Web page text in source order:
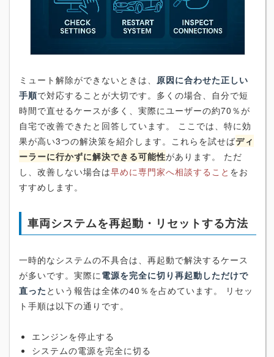
ミュート解除ができないときは、 原因に合わせた正しい
手順で対応することが大切です。多くの場合、自分で短
時間で直せるケースが多く、実際にユーザーの約70％が
自宅で改善できたと回答しています。 ここでは、特に効
果が高い3つの解決策を紹介します。これらを試せばディ
ーラーに行かずに解決できる可能性があります。 ただ
し、改善しない場合は早めに専門家へ相談すること をお
すすめします。
車両システムを再起動・リセットする方法
一時的なシステムの不具合は、再起動で解決するケース
が多いです。実際に電源を完全に切り再起動しただけで
直った という報告は全体の40％を占めています。 リセッ
ト手順は以下の通りです。
エンジンを停止する
システムの電源を完全に切る